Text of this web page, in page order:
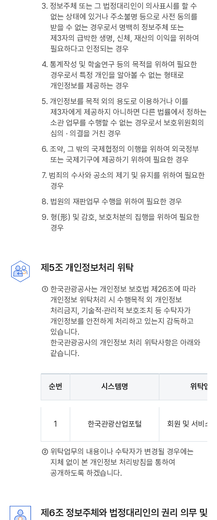
3. 정보주체 또는 그 법정대리인이 의사표시를 할 수
없는 상태에 있거나 주소불명 등으로 사전 동의를
받을 수 없는 경우로서 명백히 정보주체 또는
제3자의 급박한 생명, 신체, 재산의 이익을 위하여
필요하다고 인정되는 경우
4. 통계작성 및 학술연구 등의 목적을 위하여 필요한
경우로서 특정 개인을 알아볼 수 없는 형태로
개인정보를 제공하는 경우
5. 개인정보를 목적 외의 용도로 이용하거나 이를
제3자에게 제공하지 아니하면 다른 법률에서 정하는
소관 업무를 수행할 수 없는 경우로서 보호위원회의
심의 · 의결을 거친 경우
6. 조약, 그 밖의 국제협정의 이행을 위하여 외국정부
또는 국제기구에 제공하기 위하여 필요한 경우
7. 범죄의 수사와 공소의 제기 및 유지를 위하여 필요한
경우
8. 법원의 재판업무 수행을 위하여 필요한 경우
9. 형(形) 및 감호, 보호처분의 집행을 위하여 필요한
경우
제5조 개인정보처리 위탁
① 한국관광공사는 개인정보 보호법 제26조에 따라
개인정보 위탁처리 시 수행목적 외 개인정보
처리금지, 기술적·관리적 보호조치 등 수탁자가
개인정보를 안전하게 처리하고 있는지 감독하고
있습니다.
한국관광공사의 개인정보 처리 위탁사항은 아래와
같습니다.
개인정보
개인정보파일의
순번 시스템명 위탁업무
1 한국관광산업포털 회원 및 서비스
② 위탁업무의 내용이나 수탁자가 변경될 경우에는
지체 없이 본 개인정보 처리방침을 통하여
공개하도록 하겠습니다.
제6조 정보주체와 법정대리인의 권리 의무 및